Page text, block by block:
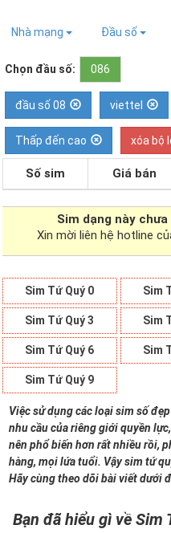
Nhà mạng Đầu số
Chọn đầu số: 086
đầu số 08 viettel
Thấp đến cao xóa bộ
Số sim Giá bán
Sim dạng này
Xin mời liên hệ hotline
Sim Tứ Quý 0 Sim
Sim Tứ Quý 3 Sim
Sim Tứ Quý 6 Sim
Sim Tứ Quý 9
Việc sử dụng các loại sim số
nhu cầu của riêng giới quyền
nên phổ biến hơn rất nhiều rồi,
hàng, mọi lứa tuổi. Vậy sim tứ
Hãy cùng theo dõi bài viết dưới
Bạn đã hiểu gì về Sim